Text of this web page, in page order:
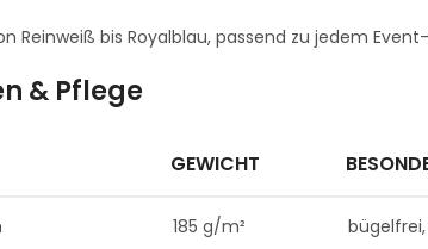
Reinweiß bis Royalblau, passend zu jedem
& Pflege
GEWICHT
185 g/m²